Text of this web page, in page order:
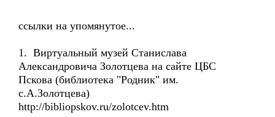
ссылки на упомянутое...
1. Виртуальный музей Станислава
Александровича Золотцева на сайте ЦБС
Пскова (библиотека "Родник" им.
с.А.Золотцева)
http://bibliopskov.ru/zolotcev.htm